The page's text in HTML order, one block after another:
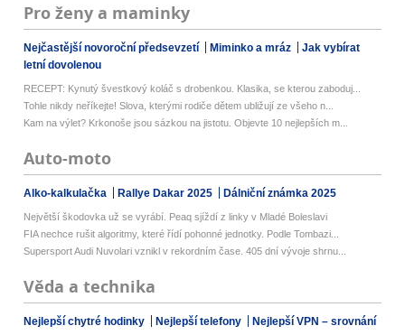
Pro ženy a maminky
Nejčastější novoroční předsevzetí Miminko a mráz
Jak vybírat
letní dovolenou
RECEPT: Kynutý švestkový koláč s drobenkou. Klasika, se kterou zaboduj...
Tohle nikdy neříkejte! Slova, kterými rodiče dětem ubližují ze všeho n...
Kam na výlet? Krkonoše jsou sázkou na jistotu. Objevte 10 nejlepších m...
Auto-moto
Alko-kalkulačka Rallye Dakar 2025 Dálniční známka 2025
Největší škodovka už se vyrábí. Peaq sjíždí z linky v Mladé Boleslavi
FIA nechce rušit algoritmy, které řídí pohonné jednotky. Podle Tombazi...
Supersport Audi Nuvolari vznikl v rekordním čase. 405 dní vývoje shrnu...
Věda a technika
Nejlepší chytré hodinky Nejlepší telefony Nejlepší VPN – srovnání